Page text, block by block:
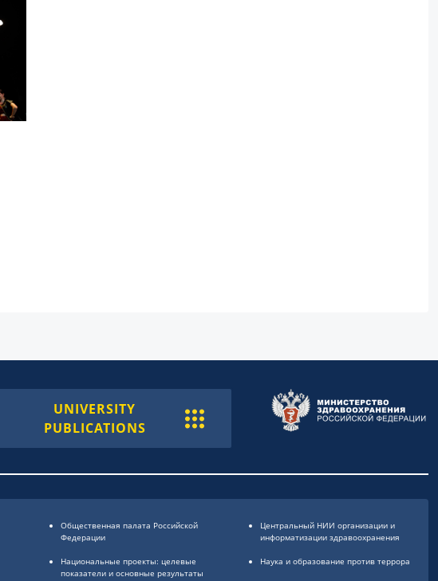
UNIVERSITY
PUBLICATIONS
Общественная палата Российской
Федерации
Национальные проекты: целевые
показатели и основные результаты
Центральный НИИ организации и
информатизации здравоохранения
Наука и образование против террора